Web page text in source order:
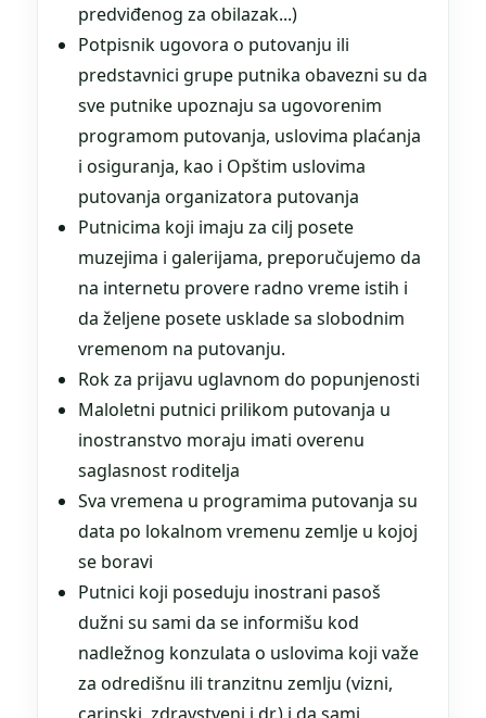
predviđenog za obilazak...)
Potpisnik ugovora o putovanju ili
predstavnici grupe putnika obavezni su da
sve putnike upoznaju sa ugovorenim
programom putovanja, uslovima plaćanja
i osiguranja, kao i Opštim uslovima
putovanja organizatora putovanja
Putnicima koji imaju za cilj posete
muzejima i galerijama, preporučujemo da
na internetu provere radno vreme istih i
da željene posete usklade sa slobodnim
vremenom na putovanju.
Rok za prijavu uglavnom do popunjenosti
Maloletni putnici prilikom putovanja u
inostranstvo moraju imati overenu
saglasnost roditelja
Sva vremena u programima putovanja su
data po lokalnom vremenu zemlje u kojoj
se boravi
Putnici koji poseduju inostrani pasoš
dužni su sami da se informišu kod
nadležnog konzulata o uslovima koji važe
za odredišnu ili tranzitnu zemlju (vizni,